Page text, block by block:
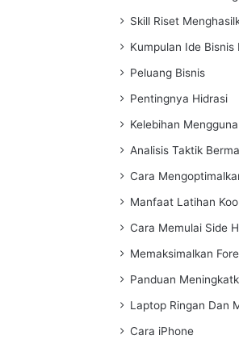
Skill Riset
Kumpulan Ide Bisnis
Peluang Bisnis
Pentingnya Hidrasi
Kelebihan
Analisis Taktik
Cara
Manfaat Latihan
Cara Memulai Side
Memaksimalkan
Panduan
Laptop Ringan Dan
Cara iPhone